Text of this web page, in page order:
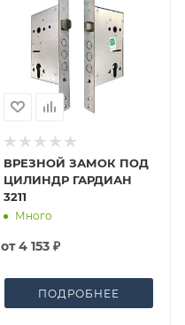
ВРЕЗНОЙ ЗАМОК ПОД
ЦИЛИНДР ГАРДИАН
3211
Много
от4 153 ₽
ПОДРОБНЕЕ